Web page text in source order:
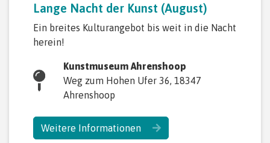
Lange Nacht der Kunst (August)
Ein breites Kulturangebot bis weit in die Nacht
herein!
Kunstmuseum Ahrenshoop
Weg zum Hohen Ufer 36, 18347
Ahrenshoop
Weitere Informationen